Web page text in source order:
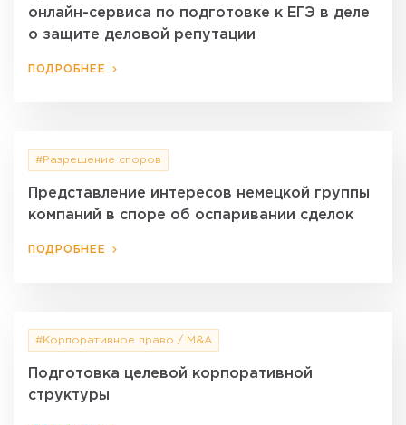
онлайн-сервиса по подготовке к ЕГЭ в деле
о защите деловой репутации
ПОДРОБНЕЕ
#Разрешение споров
Представление интересов немецкой группы
компаний в споре об оспаривании сделок
ПОДРОБНЕЕ
#Корпоративное право / M&A
Подготовка целевой корпоративной
структуры